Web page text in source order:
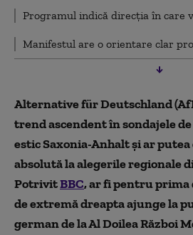
Programul indică direcția în care
Manifestul are o orientare clar
Alternative für Deutschland
trend ascendent în sondajele
estic Saxonia-Anhalt și ar
absolută la alegerile regionale
PotrivitBBC, ar fi pentru prima
de extremă dreapta ajunge la
german de la Al Doilea Război